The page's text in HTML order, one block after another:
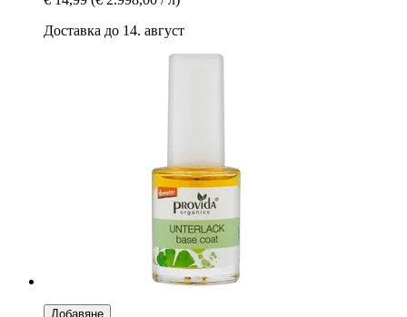
Доставка до 14. август
Добавяне